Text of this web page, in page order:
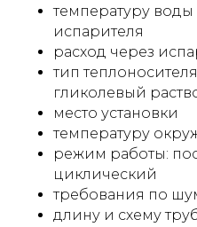
температуру воды
испарителя
расход через
тип
гликолевый
место установки
температуру
режим работы:
циклический
требования по
длину и схему